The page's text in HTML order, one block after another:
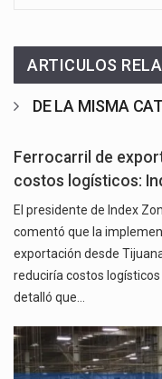
ARTICULOS
DE LA MISMA
Ferrocarril de
costos logísticos:
El presidente de Index
comentó que la
exportación desde
reduciría costos
detalló que…